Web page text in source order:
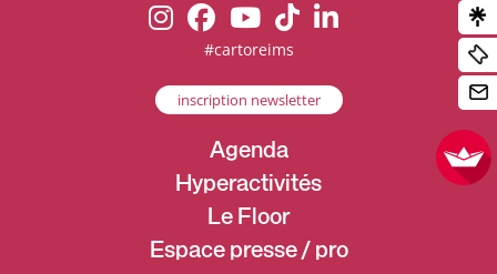
#cartoreims
inscription newsletter
Agenda
Hyperactivités
Le Floor
Espace presse / pro